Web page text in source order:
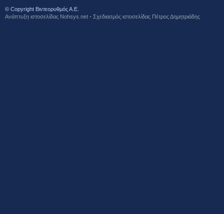
© Copyright Βιντεορυθμός Α.Ε.
Ανάπτυξη ιστοσελίδας Νohsys.net - Σχεδιασμός ιστοσελίδας Πέτρος Δημητριάδης